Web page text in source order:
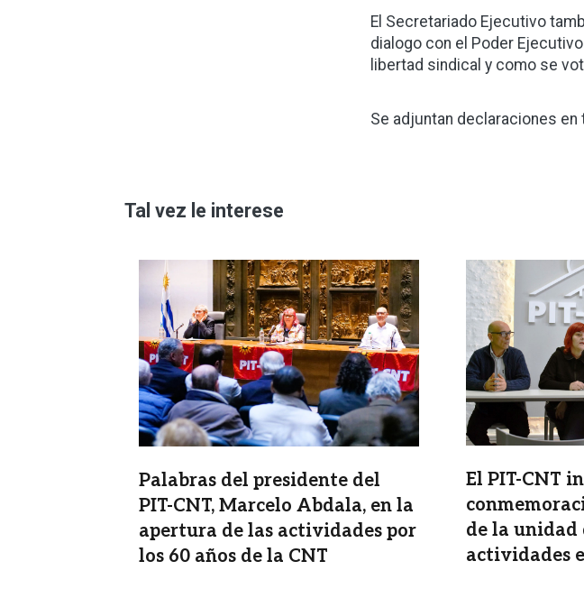
El Secretariado Ejecutivo
dialogo con el Poder
libertad sindical y como se
Se adjuntan declaraciones en
Tal vez le interese
Imagen
Palabras del presidente del
PIT-CNT, Marcelo Abdala, en la
apertura de las actividades por
los 60 años de la CNT
Imagen
El PIT-CNT
de la unidad
actividades